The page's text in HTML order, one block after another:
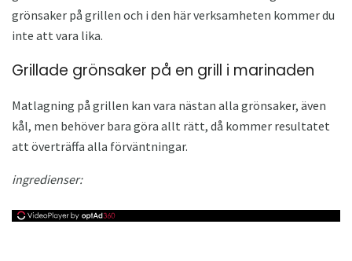
grönsaker på grillen och i den här verksamheten kommer du
inte att vara lika.
Grillade grönsaker på en grill i marinaden
Matlagning på grillen kan vara nästan alla grönsaker, även
kål, men behöver bara göra allt rätt, då kommer resultatet
att överträffa alla förväntningar.
ingredienser: